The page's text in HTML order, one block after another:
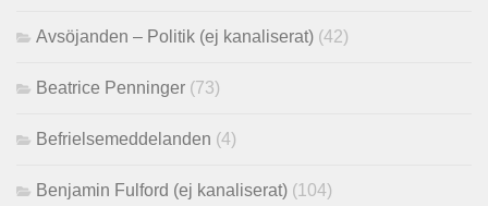
Avsöjanden – Politik (ej kanaliserat) (42)
Beatrice Penninger (73)
Befrielsemeddelanden (4)
Benjamin Fulford (ej kanaliserat) (104)